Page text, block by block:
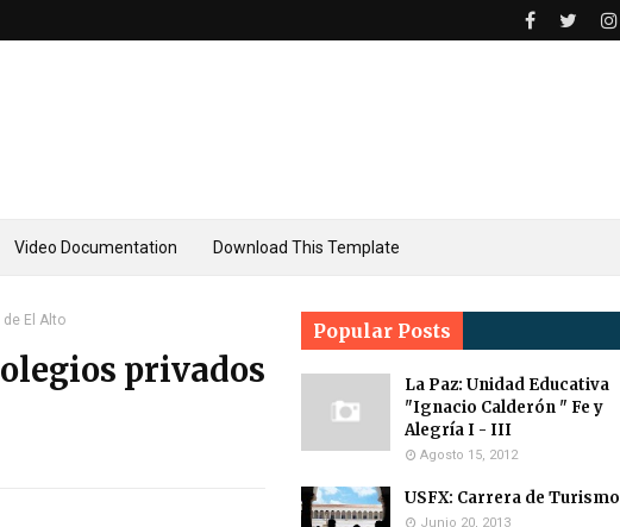
Video Documentation Download This Template
El Alto
privados
Popular Posts
La Paz: Unidad Educativa
"Ignacio Calderón " Fe y
Alegría I - III
Agosto 15, 2012
USFX: Carrera de Turismo
Junio 20, 2013